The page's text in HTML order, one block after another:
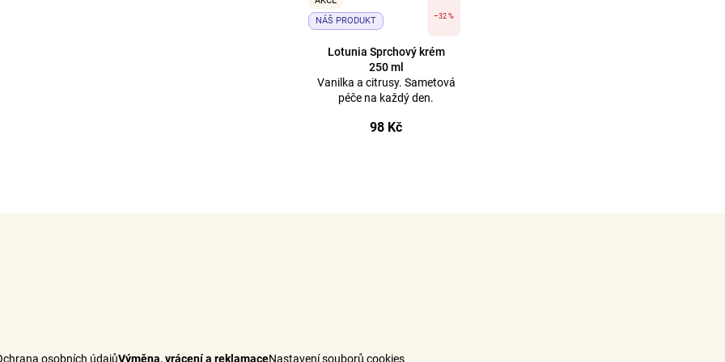
NÁŠ PRODUKT
–32 %
Lotunia Sprchový krém
250 ml
Vanilka a citrusy. Sametová
péče na každý den.
98 Kč
osobních údajůVýměna, vrácení a reklamaceNastavení souborů cookies